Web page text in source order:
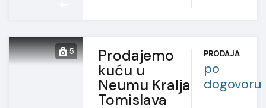
5 Prodajemo
kuću u
Neumu Kralja
Tomislava
PRODAJA
po
dogovoru